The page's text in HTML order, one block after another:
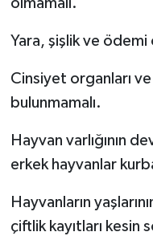
olmamalı.
Yara, şişlik ve ödemi
Cinsiyet organları ve
bulunmamalı.
Hayvan varlığının
erkek hayvanlar
Hayvanların
çiftlik kayıtları kesin